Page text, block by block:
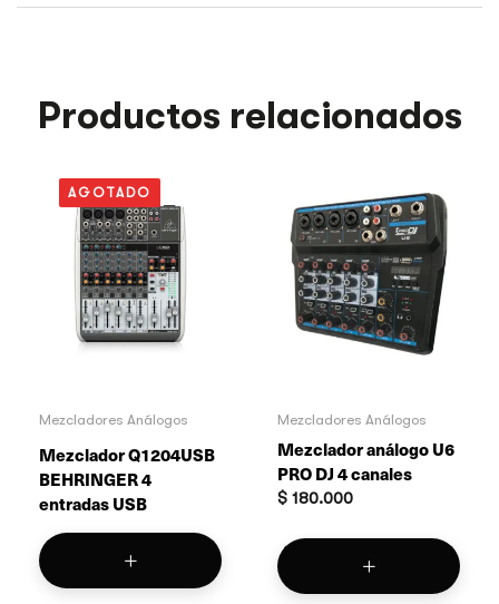
Productos relacionados
AGOTADO
Mezcladores Análogos
Mezclador Q1204USB
BEHRINGER 4
entradas USB
Mezcladores Análogos
Mezclador análogo U6
PRO DJ 4 canales
$ 180.000